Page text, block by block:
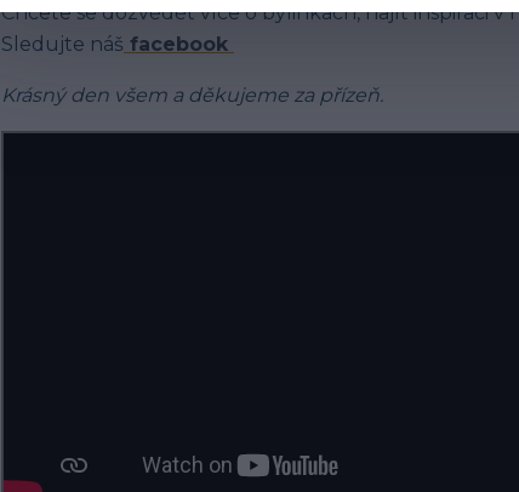
Chcete se dozvědět více o bylinkách, najít inspiraci v
Sledujte náš facebook
Krásný den všem a děkujeme za přízeň.